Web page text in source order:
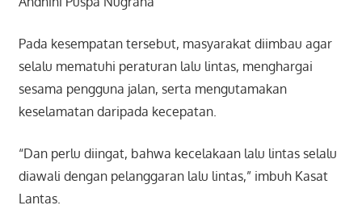
Pada kesempatan tersebut, masyarakat diimbau agar
selalu mematuhi peraturan lalu lintas, menghargai
sesama pengguna jalan, serta mengutamakan
keselamatan daripada kecepatan.
“Dan perlu diingat, bahwa kecelakaan lalu lintas selalu
diawali dengan pelanggaran lalu lintas,” imbuh Kasat
Lantas.